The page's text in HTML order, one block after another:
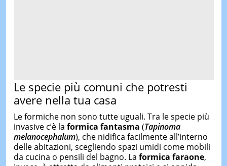
Le specie più comuni che potresti
avere nella tua casa
Le formiche non sono tutte uguali. Tra le specie più
invasive c’è la formica fantasma (Tapinoma
melanocephalum), che nidifica facilmente all’interno
delle abitazioni, scegliendo spazi umidi come mobili
da cucina o pensili del bagno. La formica faraone,